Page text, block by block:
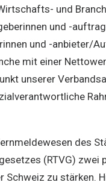
und
und -
und -anbieter/
mit einer
unserer
des
(RTVG)
Schweiz zu stärken.